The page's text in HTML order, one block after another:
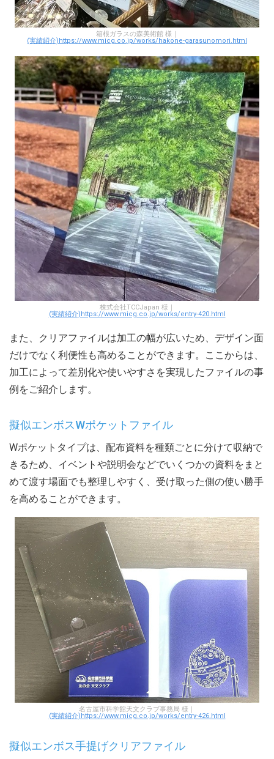
箱根ガラスの森美術館 様｜
(実績紹介)https://www.micg.co.jp/works/hakone-garasunomori.html
株式会社TCCJapan 様｜
(実績紹介)https://www.micg.co.jp/works/entry-420.html
また、クリアファイルは加工の幅が広いため、デザイン面
だけでなく利便性も高めることができます。ここからは、
加工によって差別化や使いやすさを実現したファイルの事
例をご紹介します。
擬似エンボスWポケットファイル
Wポケットタイプは、配布資料を種類ごとに分けて収納で
きるため、イベントや説明会などでいくつかの資料をまと
めて渡す場面でも整理しやすく、受け取った側の使い勝手
を高めることができます。
名古屋市科学館天文クラブ事務局 様｜
(実績紹介)https://www.micg.co.jp/works/entry-426.html
擬似エンボス手提げクリアファイル